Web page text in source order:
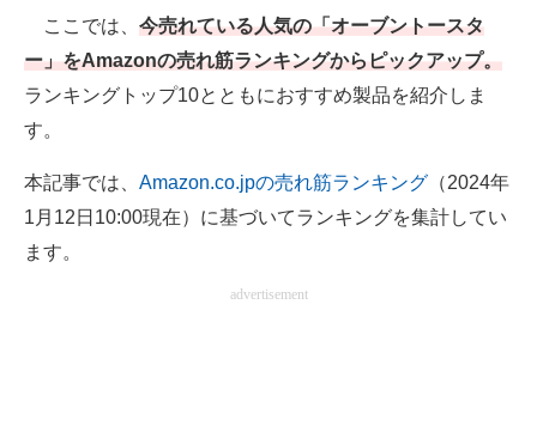
マーケ×ITの今がよく分かる
ITエンジニア向け専門サイト
IT製品の技術・比較・事例
製造業のIT導入・活用を支援
ここでは、 今売れている人気の「オーブントースタ
ー」をAmazonの売れ筋ランキングからピックアップ。
ランキングトップ10とともにおすすめ製品を紹介しま
す。
本記事では、 Amazon.co.jpの売れ筋ランキング （2024年
1月12日10:00現在）に基づいてランキングを集計してい
ます。
advertisement